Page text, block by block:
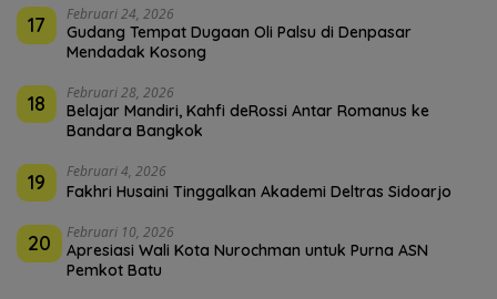
17 Februari 24, 2026
Gudang Tempat Dugaan Oli Palsu di Denpasar
Mendadak Kosong
18 Februari 28, 2026
Belajar Mandiri, Kahfi deRossi Antar Romanus ke
Bandara Bangkok
19 Februari 4, 2026
Fakhri Husaini Tinggalkan Akademi Deltras Sidoarjo
20 Februari 10, 2026
Apresiasi Wali Kota Nurochman untuk Purna ASN
Pemkot Batu